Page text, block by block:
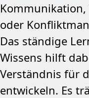
Kommunikation,
oder
Das ständige
Wissens hilft
Verständnis für
entwickeln. Es